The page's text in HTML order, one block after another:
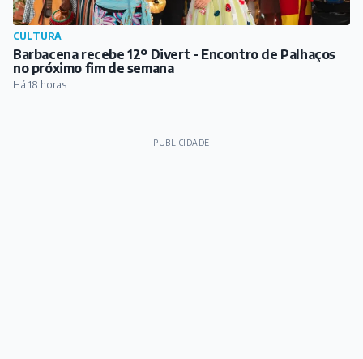
CULTURA
Barbacena recebe 12º Divert - Encontro de Palhaços
no próximo fim de semana
Há 18 horas
PUBLICIDADE